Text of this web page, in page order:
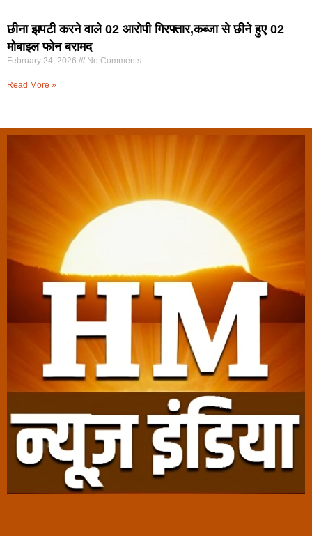
छीना झपटी करने वाले 02 आरोपी गिरफ्तार,कब्जा से छीने हुए 02
मोबाइल फोन बरामद
February 24, 2026 No Comments
Read More »